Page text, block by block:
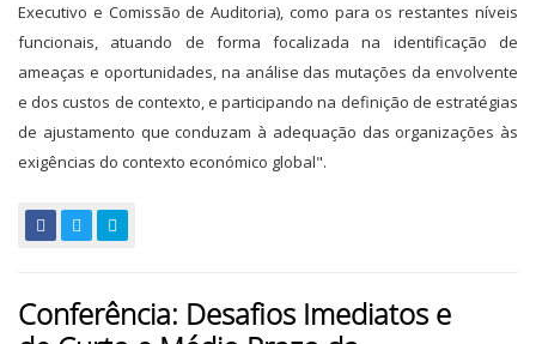
Executivo e Comissão de Auditoria), como para os restantes níveis
funcionais, atuando de forma focalizada na identificação de
ameaças e oportunidades, na análise das mutações da envolvente
e dos custos de contexto, e participando na definição de estratégias
de ajustamento que conduzam à adequação das organizações às
exigências do contexto económico global".
Conferência: Desafios Imediatos e